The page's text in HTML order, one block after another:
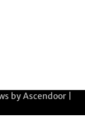
byAscendoor